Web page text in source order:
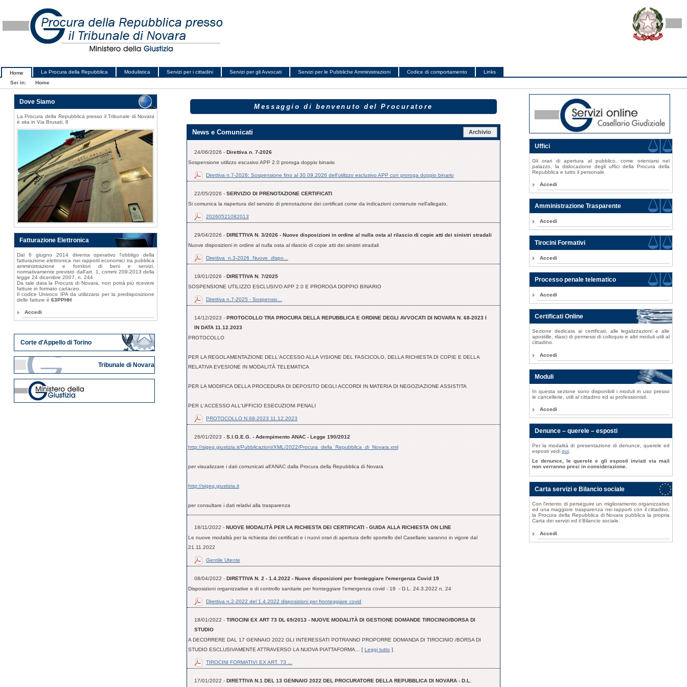
Home La Procura della Repubblica Modulistica Servizi per i cittadini Servizi per gli Avvocati Servizi per le Pubbliche Amministrazioni Codice di comportamento
Links
Sei in:
Home
Messaggio di benvenuto del Procuratore
Archivio
News e Comunicati
24/06/2026 - Direttiva n. 7-2026
Sospensione utilizzo escusivo APP 2.0 proroga doppio binario
Direttiva n.7-2026: Sospensione fino al 30.09.2026 dell'utilizzo esclusivo APP con proroga doppio binario
22/05/2026 - SERVIZIO DI PRENOTAZIONE CERTIFICATI
Si comunica la riapertura del servizio di prenotazione dei certificati come da indicazioni contenute nell'allegato.
20260521082013
29/04/2026 - DIRETTIVA N. 3/2026 - Nuove disposizioni in ordine al nulla osta al rilascio di copie atti dei sinistri stradali
Nuove disposizioni in ordine al nulla osta al rilascio di copie atti dei sinistri stradali
Direttiva_n.3-2026_Nuove_dispo...
19/01/2026 - DIRETTIVA N. 7/2025
SOSPENSIONE UTILIZZO ESCLUSIVO APP 2.0 E PROROGA DOPPIO BINARIO
Direttiva n.7-2025 - Sospensio...
14/12/2023 - PROTOCOLLO TRA PROCURA DELLA REPUBBLICA E ORDINE DEGLI AVVOCATI DI NOVARA N. 68-2023 I
IN DATA 11.12.2023
PROTOCOLLO
PER LA REGOLAMENTAZIONE DELL'ACCESSO ALLA VISIONE DEL FASCICOLO, DELLA RICHIESTA DI COPIE E DELLA
RELATIVA EVESIONE IN MODALITÀ TELEMATICA
PER LA MODIFICA DELLA PROCEDURA DI DEPOSITO DEGLI ACCORDI IN MATERIA DI NEGOZIAZIONE ASSISTITA
PER L'ACCESSO ALL'UFFICIO ESECUZIONI PENALI
PROTOCOLLO N.68-2023 11.12.2023
26/01/2023 - S.I.G.E.G. - Adempimento ANAC - Legge 190/2012
http://sigeg.giustizia.it/Pubblicazioni/XML/2022/Procura_della_Repubblica_di_Novara.xml
per visualizzare i dati comunicati all'ANAC dalla Procura della Repubblica di Novara
http://sigeg.giustizia.it
per consultare i dati relativi alla trasparenza
18/11/2022 - NUOVE MODALITÀ PER LA RICHIESTA DEI CERTIFICATI - GUIDA ALLA RICHIESTA ON LINE
Le nuove modalità per la richiesta dei certificati e i nuovi orari di apertura dello sportello del Casellario saranno in vigore dal
21.11.2022
Gentile Utente
08/04/2022 - DIRETTIVA N. 2 - 1.4.2022 - Nuove disposizioni per fronteggiare l'emergenza Covid 19
Disposizioni organizzative e di controllo sanitarie per fronteggiare l'emergenza covid - 19 - D.L. 24.3.2022 n. 24
Direttiva n.2-2022 del 1.4.2022 disposizioni per fronteggiare covid
18/01/2022 - TIROCINI EX ART 73 DL 69/2013 - NUOVE MODALITÀ DI GESTIONE DOMANDE TIROCINIO/BORSA DI
STUDIO
A DECORRERE DAL 17 GENNAIO 2022 GLI INTERESSATI POTRANNO PROPORRE DOMANDA DI TIROCINIO /BORSA DI
STUDIO ESCLUSIVAMENTE ATTRAVERSO LA NUOVA PIATTAFORMA... [ Leggi tutto ]
TIROCINI FORMATIVI EX ART. 73 ...
17/01/2022 - DIRETTIVA N.1 DEL 13 GENNAIO 2022 DEL PROCURATORE DELLA REPUBBLICA DI NOVARA - D.L.
Dove Siamo
La Procura della Repubblica presso il Tribunale di Novara
è sita in Via Brusati, 8
Fatturazione Elettronica
Dal 6 giugno 2014 diventa operativo l'obbligo della
fatturazione elettronica nei rapporti economici tra pubblica
amministrazione e fornitori di beni e servizi,
normativamente previsto dall'art. 1, commi 209-2013 della
legge 24 dicembre 2007, n. 244.
Da tale data la Procura di Novara, non potrà più ricevere
fatture in formato cartaceo.
Il codice Univoco IPA da utilizzarsi per la predisposizione
delle fatture è 63PPHH
Accedi
Corte d'Appello di Torino
Tribunale di Novara
Uffici
Gli orari di apertura al pubblico, come orientarsi nel
palazzo, la dislocazione degli uffici della Procura della
Repubblica e tutto il personale.
Accedi
Amministrazione Trasparente
Accedi
Tirocini Formativi
Accedi
Processo penale telematico
Accedi
Certificati Online
Sezione dedicata ai certificati, alle legalizzazioni e alle
apostille, rilasci di permessi di colloquio e altri moduli utili al
cittadino.
Accedi
Moduli
In questa sezione sono disponibili i moduli in uso presso
le cancellerie, utili al cittadino ed ai professionisti.
Accedi
Denunce – querele – esposti
Per la modalità di presentazione di denunce, querele ed
esposti vedi qui.
Le denunce, le querele e gli esposti inviati via mail
non verranno presi in considerazione.
Carta servizi e Bilancio sociale
Con l'intento di perseguire un miglioramento organizzativo
ed una maggiore trasparenza nei rapporti con il cittadino,
la Procura della Repubblica di Novara pubblica la propria
Carta dei servizi ed il Bilancio sociale.
Accedi